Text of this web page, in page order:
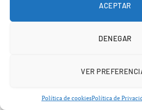
ACEPTAR
DENEGAR
VER
Política de cookiesPolítica de